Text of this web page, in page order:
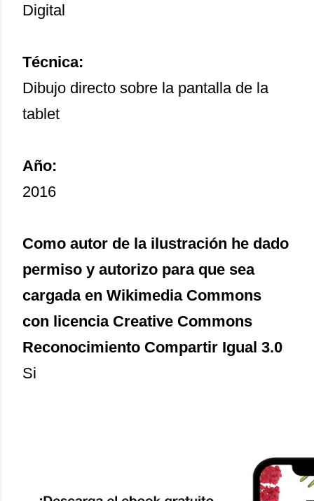
Digital
Técnica:
Dibujo directo sobre la pantalla de la
tablet
Año:
2016
Como autor de la ilustración he dado
permiso y autorizo para que sea
cargada en Wikimedia Commons
con licencia Creative Commons
Reconocimiento Compartir Igual 3.0
Si